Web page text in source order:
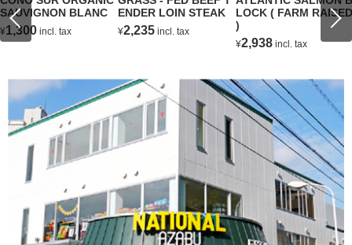
SAUVIGNON BLANC
¥1,300 incl. tax
ENDER LOIN STEAK
¥2,235 incl. tax
LOCK ( FARM RAISED
)
¥2,938 incl. tax